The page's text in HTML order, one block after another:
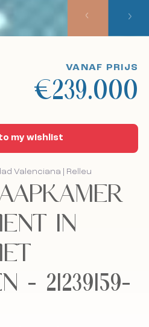
aanpak
With Us
terug
het privacybeleid
terug
het privacybeleid
Valenciana | Relleu
IN
- 21239159-
VANAF PRIJS
€239.000
my wishlist